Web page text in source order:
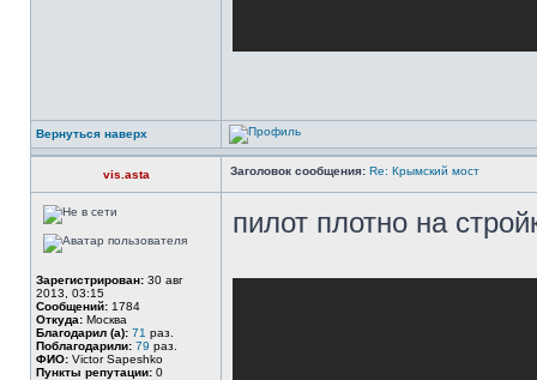
Вернуться наверх
vis.asta Заголовок сообщения: Re: Крымский мост
Зарегистрирован: 30 авг
2013, 03:15
Сообщений: 1784
Откуда: Москва
Благодарил (а): 71 раз.
Поблагодарили: 79 раз.
ФИО: Victor Sapeshko
Пункты репутации: 0
пилот плотно на